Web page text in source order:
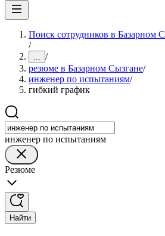
Поиск сотрудников в Базарном
/
... /
резюме в Базарном Сызгане/
инженер по испытаниям/
гибкий график
инженер по испытаниям
Резюме
Найти